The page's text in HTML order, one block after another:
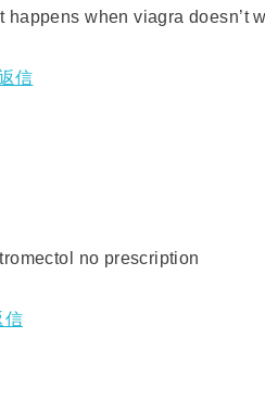
happens when viagra doesn’t
信
no prescription
信